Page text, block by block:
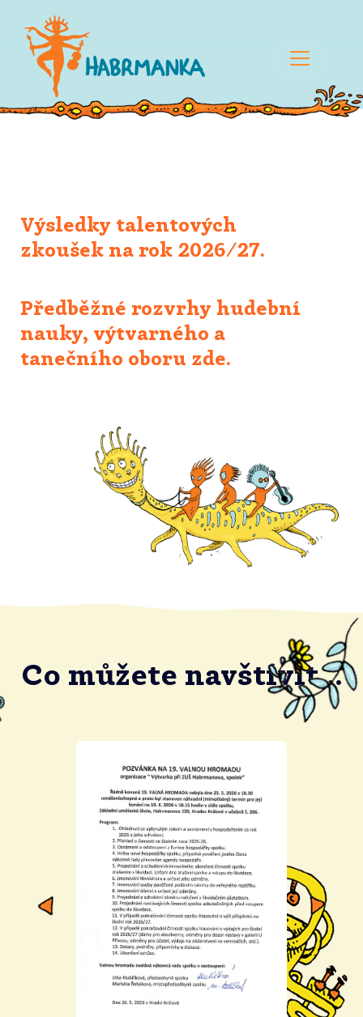
Výsledky talentových
zkoušek na rok 2026/27.
Předběžné rozvrhy hudební
nauky, výtvarného a
tanečního oboru zde.
Co můžete navštívit...